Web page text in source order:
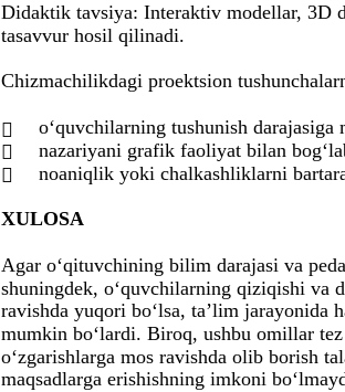
Didaktik tavsiya: Interaktiv modellar, 3D
tasavvur hosil qilinadi.
Chizmachilikdagi proektsion

o‘quvchilarning tushunish darajasiga

nazariyani grafik faoliyat bilan

noaniqlik yoki chalkashliklarni
XULOSA
Agar o‘qituvchining bilim darajasi va
shuningdek, o‘quvchilarning qiziqishi va
ravishda yuqori bo‘lsa, ta’lim jarayonida
mumkin bo‘lardi. Biroq, ushbu omillar
o‘zgarishlarga mos ravishda olib borish
maqsadlarga erishishning imkoni